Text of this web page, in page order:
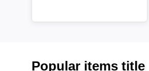
Popular items title